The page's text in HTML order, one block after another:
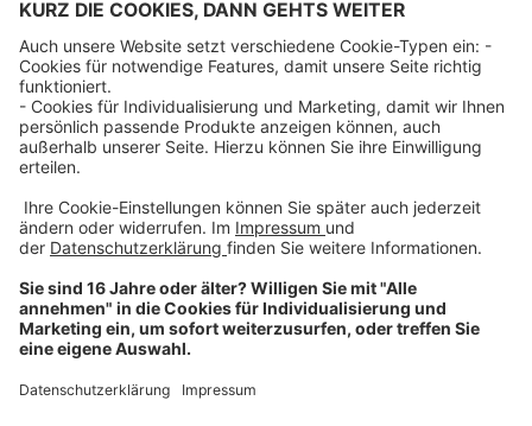
Über uns
Dehner Unternehmen
Jobs bei Dehner